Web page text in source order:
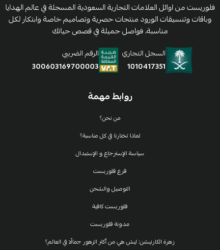
روابط مهمة
من نحن؟
لماذا تختارنا في كل مناسبة؟
سياسة الإسترجاع و الإستبدال
فرع فلوريست
التوصيل والشحن
فلوريست كافية
مدونة فلوريست
زهرة الكارنيشن: ليش هي من أكثر الزهور جمالًا في العالم؟
فلوريست من اوائل العلامات التجارية السعودية المسجلة في عالم الهدايا
وباقات وتنسيقات الورود منتجات حصرية وتصاميم خاصة وابتكار لكل
مناسبة، فواصل جميلة في قصص حياتك
السجل التجاري
1010417351
الرقم الضريبي
300603169700003